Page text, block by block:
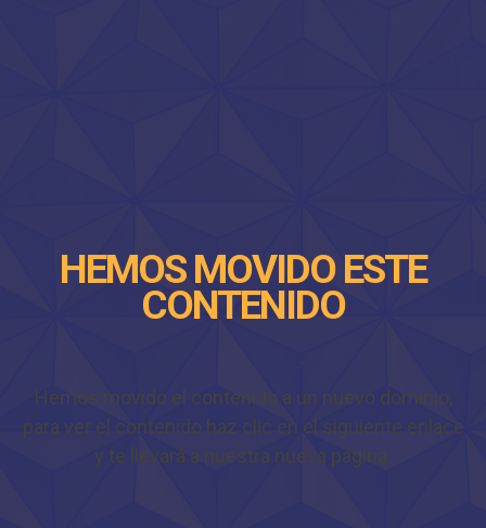
HEMOS MOVIDO ESTE
CONTENIDO
Hemos movido el contenido a un nuevo dominio,
para ver el contenido haz clic en el siguiente enlace
y te llevará a nuestra nueva página.